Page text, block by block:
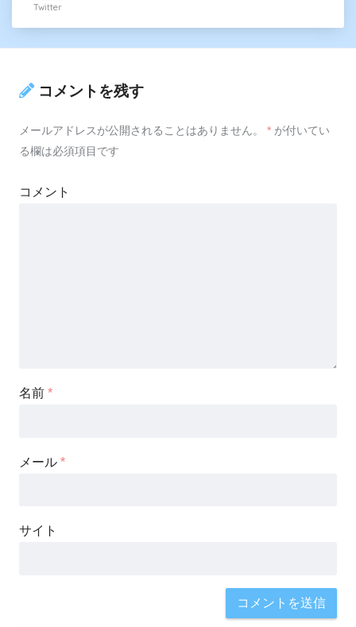
Twitter
コメントを残す
メールアドレスが公開されることはありません。 * が付いてい
る欄は必須項目です
コメント
名前 *
メール *
サイト